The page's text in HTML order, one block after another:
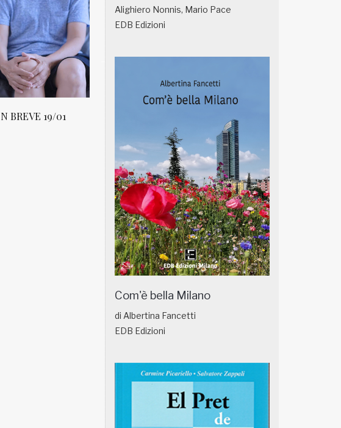
BREVE 19/01 NATUROPATIA IN BREVE 18/01
Alighiero Nonnis, Mario Pace
EDB Edizioni
Com'è bella Milano
di Albertina Fancetti
EDB Edizioni